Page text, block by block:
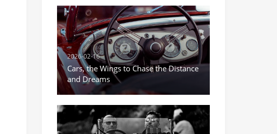
2026-02-16
Cars, the Wings to Chase the Distance
and Dreams